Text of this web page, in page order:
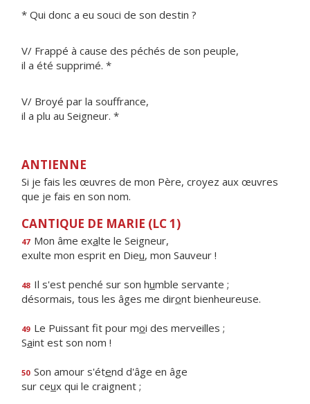
* Qui donc a eu souci de son destin ?
V/ Frappé à cause des péchés de son peuple,
il a été supprimé. *
V/ Broyé par la souffrance,
il a plu au Seigneur. *
ANTIENNE
Si je fais les œuvres de mon Père, croyez aux œuvres
que je fais en son nom.
CANTIQUE DE MARIE (LC 1)
47 Mon âme exalte le Seigneur,
exulte mon esprit en Dieu, mon Sauveur !
48 Il s'est penché sur son humble servante ;
désormais, tous les âges me diront bienheureuse.
49 Le Puissant fit pour moi des merveilles ;
Saint est son nom !
50 Son amour s'étend d'âge en âge
sur ceux qui le craignent ;